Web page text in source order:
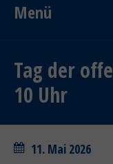
Menü
Tag der
10 Uhr
11. Mai 2026